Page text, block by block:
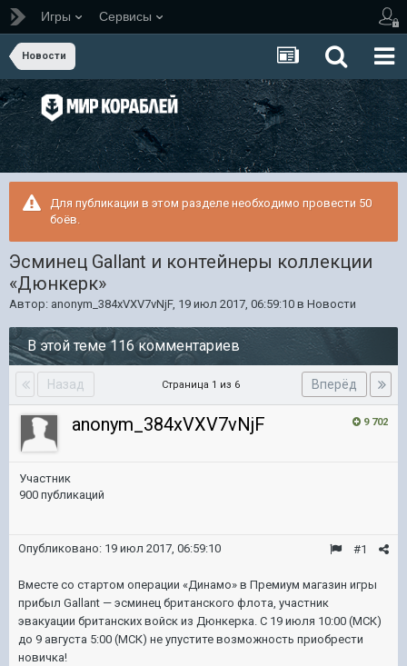
Игры Сервисы
Новости
Для публикации в этом разделе необходимо провести 50
боёв.
Эсминец Gallant и контейнеры коллекции
«Дюнкерк»
Автор: anonym_384xVXV7vNjF, 19 июл 2017, 06:59:10 в Новости
В этой теме 116 комментариев
Назад Вперёд
Страница 1 из 6
9 702
anonym_384xVXV7vNjF
Участник
900 публикаций
#1
Опубликовано: 19 июл 2017, 06:59:10
Вместе со стартом операции «Динамо» в Премиум магазин игры
прибыл Gallant — эсминец британского флота, участник
эвакуации британских войск из Дюнкерка. С 19 июля 10:00 (МСК)
до 9 августа 5:00 (МСК) не упустите возможность приобрести
новичка!